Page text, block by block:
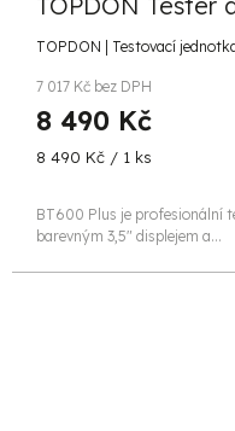
TOPDON | Testovací
7 017 Kč bez DPH
8 490 Kč
Měrná
8 490 Kč / 1 ks
BT600 Plus je profesionální
barevným 3,5" displejem a...